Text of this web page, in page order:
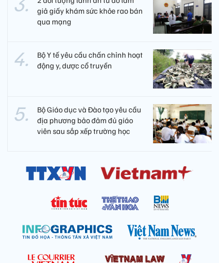
giả giấy khám sức khỏe rao bán
qua mạng
Bộ Y tế yêu cầu chấn chỉnh hoạt
động y, dược cổ truyền
Bộ Giáo dục và Đào tạo yêu cầu
địa phương bảo đảm đủ giáo
viên sau sắp xếp trường học